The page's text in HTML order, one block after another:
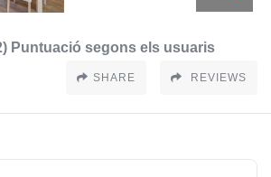
Puntuació segons els usuaris
SHARE REVIEWS